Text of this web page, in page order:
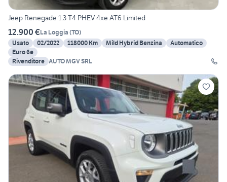
Jeep Renegade 1.3 T4 PHEV 4xe AT6 Limited
12.900 €La Loggia (TO)
Usato
02/2022 118000 Km Mild Hybrid Benzina
Automatico
Euro 6e
Rivenditore AUTO MGV SRL